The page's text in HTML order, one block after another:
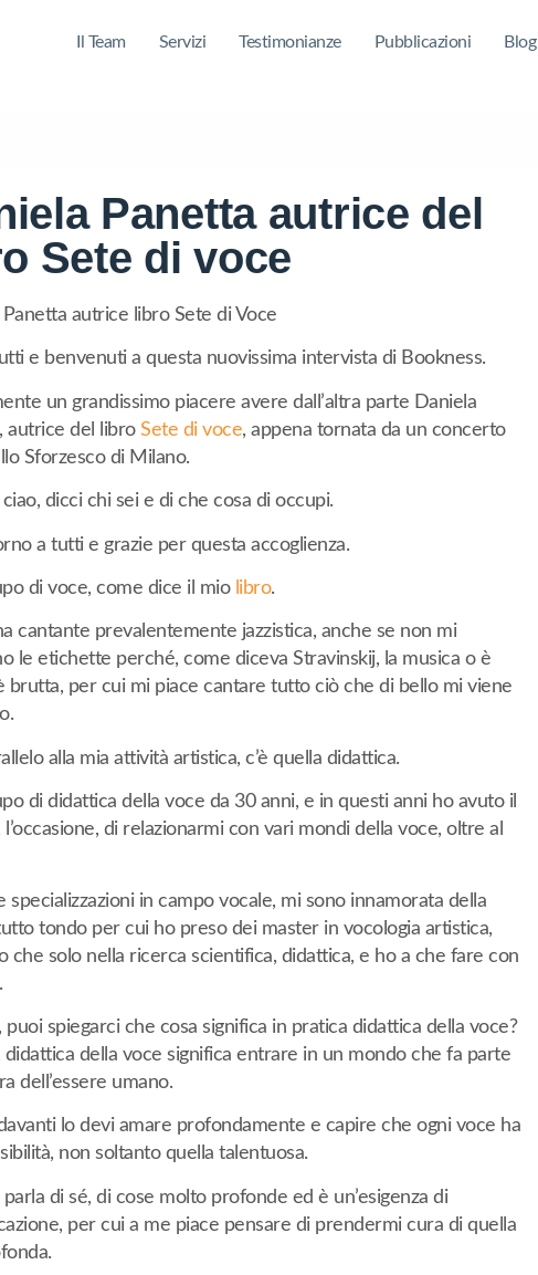
Il Team Servizi Testimonianze Pubblicazioni Blog
Panetta autrice del
Sete di voce
autrice libro Sete di Voce
e benvenuti a questa nuovissima intervista di Bookness.
un grandissimo piacere avere dall’altra parte Daniela
autrice del libro Sete di voce, appena tornata da un concerto
Sforzesco di Milano.
dicci chi sei e di che cosa di occupi.
a tutti e grazie per questa accoglienza.
di voce, come dice il mio libro.
cantante prevalentemente jazzistica, anche se non mi
le etichette perché, come diceva Stravinskij, la musica o è
brutta, per cui mi piace cantare tutto ciò che di bello mi viene
alla mia attività artistica, c’è quella didattica.
di didattica della voce da 30 anni, e in questi anni ho avuto il
di relazionarmi con vari mondi della voce, oltre al
specializzazioni in campo vocale, mi sono innamorata della
tondo per cui ho preso dei master in vocologia artistica,
che solo nella ricerca scientifica, didattica, e ho a che fare con
puoi spiegarci che cosa significa in pratica didattica della voce?
didattica della voce significa entrare in un mondo che fa parte
dell’essere umano.
lo devi amare profondamente e capire che ogni voce ha
non soltanto quella talentuosa.
di sé, di cose molto profonde ed è un’esigenza di
per cui a me piace pensare di prendermi cura di quella